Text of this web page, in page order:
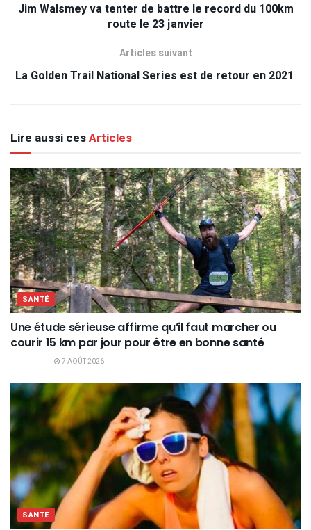
Jim Walsmey va tenter de battre le record du 100km
route le 23 janvier
Articles suivant
La Golden Trail National Series est de retour en 2021
Lire aussi cesArticles
SANTÉ
Une étude sérieuse affirme qu’il faut marcher ou
courir 15 km par jour pour être en bonne santé
7 AOÛT 2026
SANTÉ